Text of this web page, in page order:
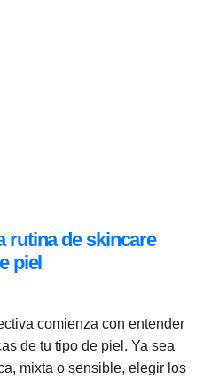
rutina de skincare
piel
comienza con entender
de tu tipo de piel. Ya sea
mixta o sensible, elegir los